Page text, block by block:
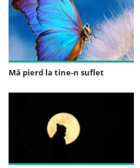
Mă pierd la tine-n suflet